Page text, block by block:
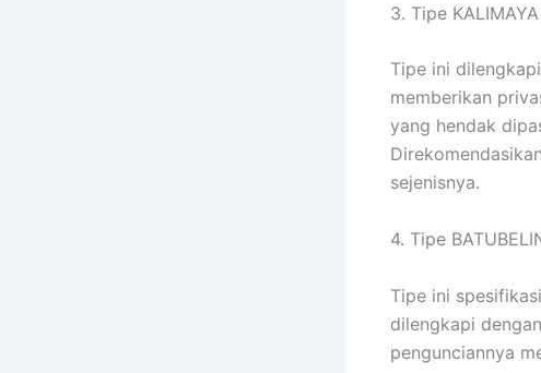
3. Tipe KALIMAYA
Tipe ini
memberikan
yang hendak
sejenisnya.
4. Tipe
Tipe ini
dilengkapi
pengunciannya